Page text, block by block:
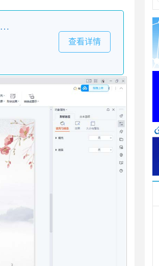
WPS Office校园版 V6.6.0.2825 官方免费安装安装版
查看详情